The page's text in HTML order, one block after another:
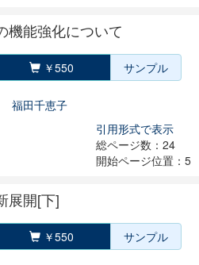
能強化について
￥550 サンプル
福田千恵子
引用形式で表示
総ページ数：24
開始ページ位置：5
展開[下]
￥550 サンプル